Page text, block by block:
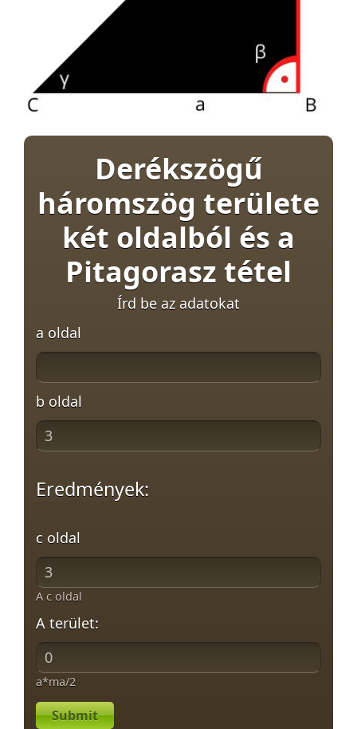
Derékszögű
háromszög területe
két oldalból és a
Pitagorasz tétel
Írd be az adatokat
a oldal
b oldal
Eredmények:
c oldal
A c oldal
A terület:
a*ma/2
Submit